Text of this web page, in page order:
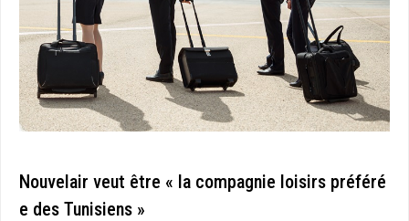
Nouvelair veut être « la compagnie loisirs préféré
e des Tunisiens »